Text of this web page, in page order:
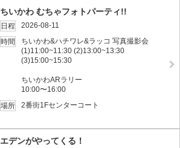
ちいかわ むちゃフォトパーティ!!
日程
2026-08-11
時間
ちいかわ&ハチワレ&ラッコ 写真撮影会
(1)11:00~11:30 (2)13:00~13:30
(3)15:00~15:30
ちいかわARラリー
10:00〜16:00
場所
2番街1Fセンターコート
エデンがやってくる！